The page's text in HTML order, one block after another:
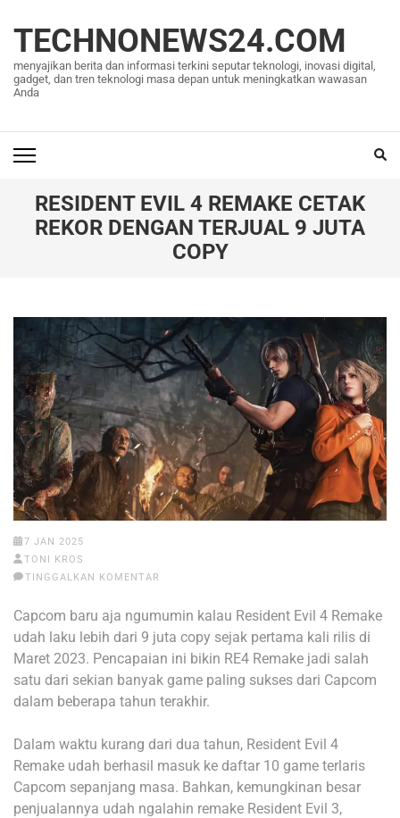
konten
(Tekan
Enter)
TECHNONEWS24.COM
menyajikan berita dan informasi terkini seputar teknologi, inovasi digital,
gadget, dan tren teknologi masa depan untuk meningkatkan wawasan
Anda
RESIDENT EVIL 4 REMAKE CETAK
REKOR DENGAN TERJUAL 9 JUTA
COPY
7 JAN 2025
TONI KROS
TINGGALKAN KOMENTAR
Capcom baru aja ngumumin kalau Resident Evil 4 Remake
udah laku lebih dari 9 juta copy sejak pertama kali rilis di
Maret 2023. Pencapaian ini bikin RE4 Remake jadi salah
satu dari sekian banyak game paling sukses dari Capcom
dalam beberapa tahun terakhir.
Dalam waktu kurang dari dua tahun, Resident Evil 4
Remake udah berhasil masuk ke daftar 10 game terlaris
Capcom sepanjang masa. Bahkan, kemungkinan besar
penjualannya udah ngalahin remake Resident Evil 3,